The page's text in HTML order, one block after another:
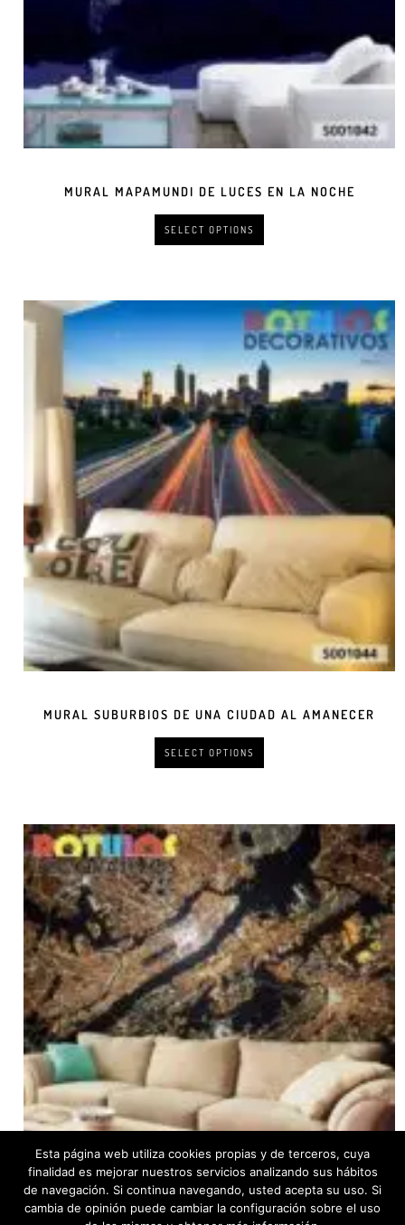
MURAL MAPAMUNDI DE LUCES EN LA NOCHE
SELECT OPTIONS
MURAL SUBURBIOS DE UNA CIUDAD AL AMANECER
SELECT OPTIONS
Esta página web utiliza cookies propias y de terceros, cuya
finalidad es mejorar nuestros servicios analizando sus hábitos
de navegación. Si continua navegando, usted acepta su uso. Si
cambia de opinión puede cambiar la configuración sobre el uso